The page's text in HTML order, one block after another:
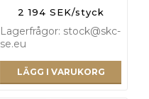
2 194 SEK/styck
Lagerfrågor: stock@skc-
se.eu
LÄGG I VARUKORG